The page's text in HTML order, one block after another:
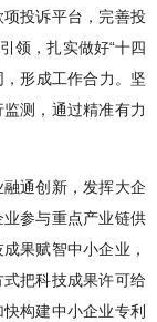
投诉平台，完善投
领，扎实做好“十四
，形成工作合力。坚
测，通过精准有力
通创新，发挥大企
参与重点产业链供
果赋智中小企业，
把科技成果许可给
构建中小企业专利